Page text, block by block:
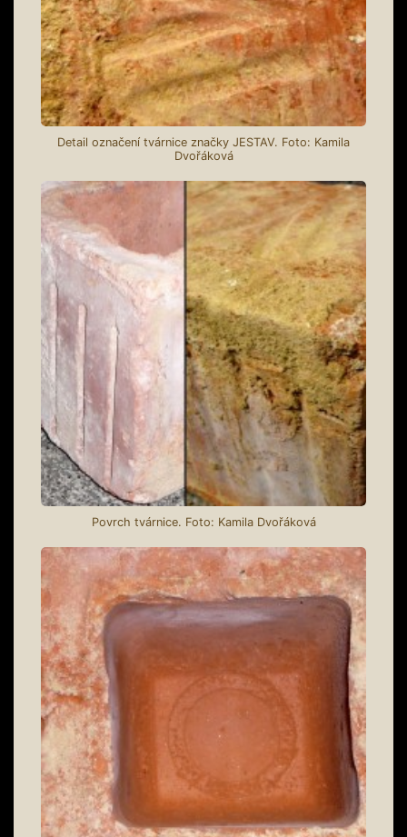
Detail označení tvárnice značky JESTAV. Foto: Kamila
Dvořáková
Povrch tvárnice. Foto: Kamila Dvořáková